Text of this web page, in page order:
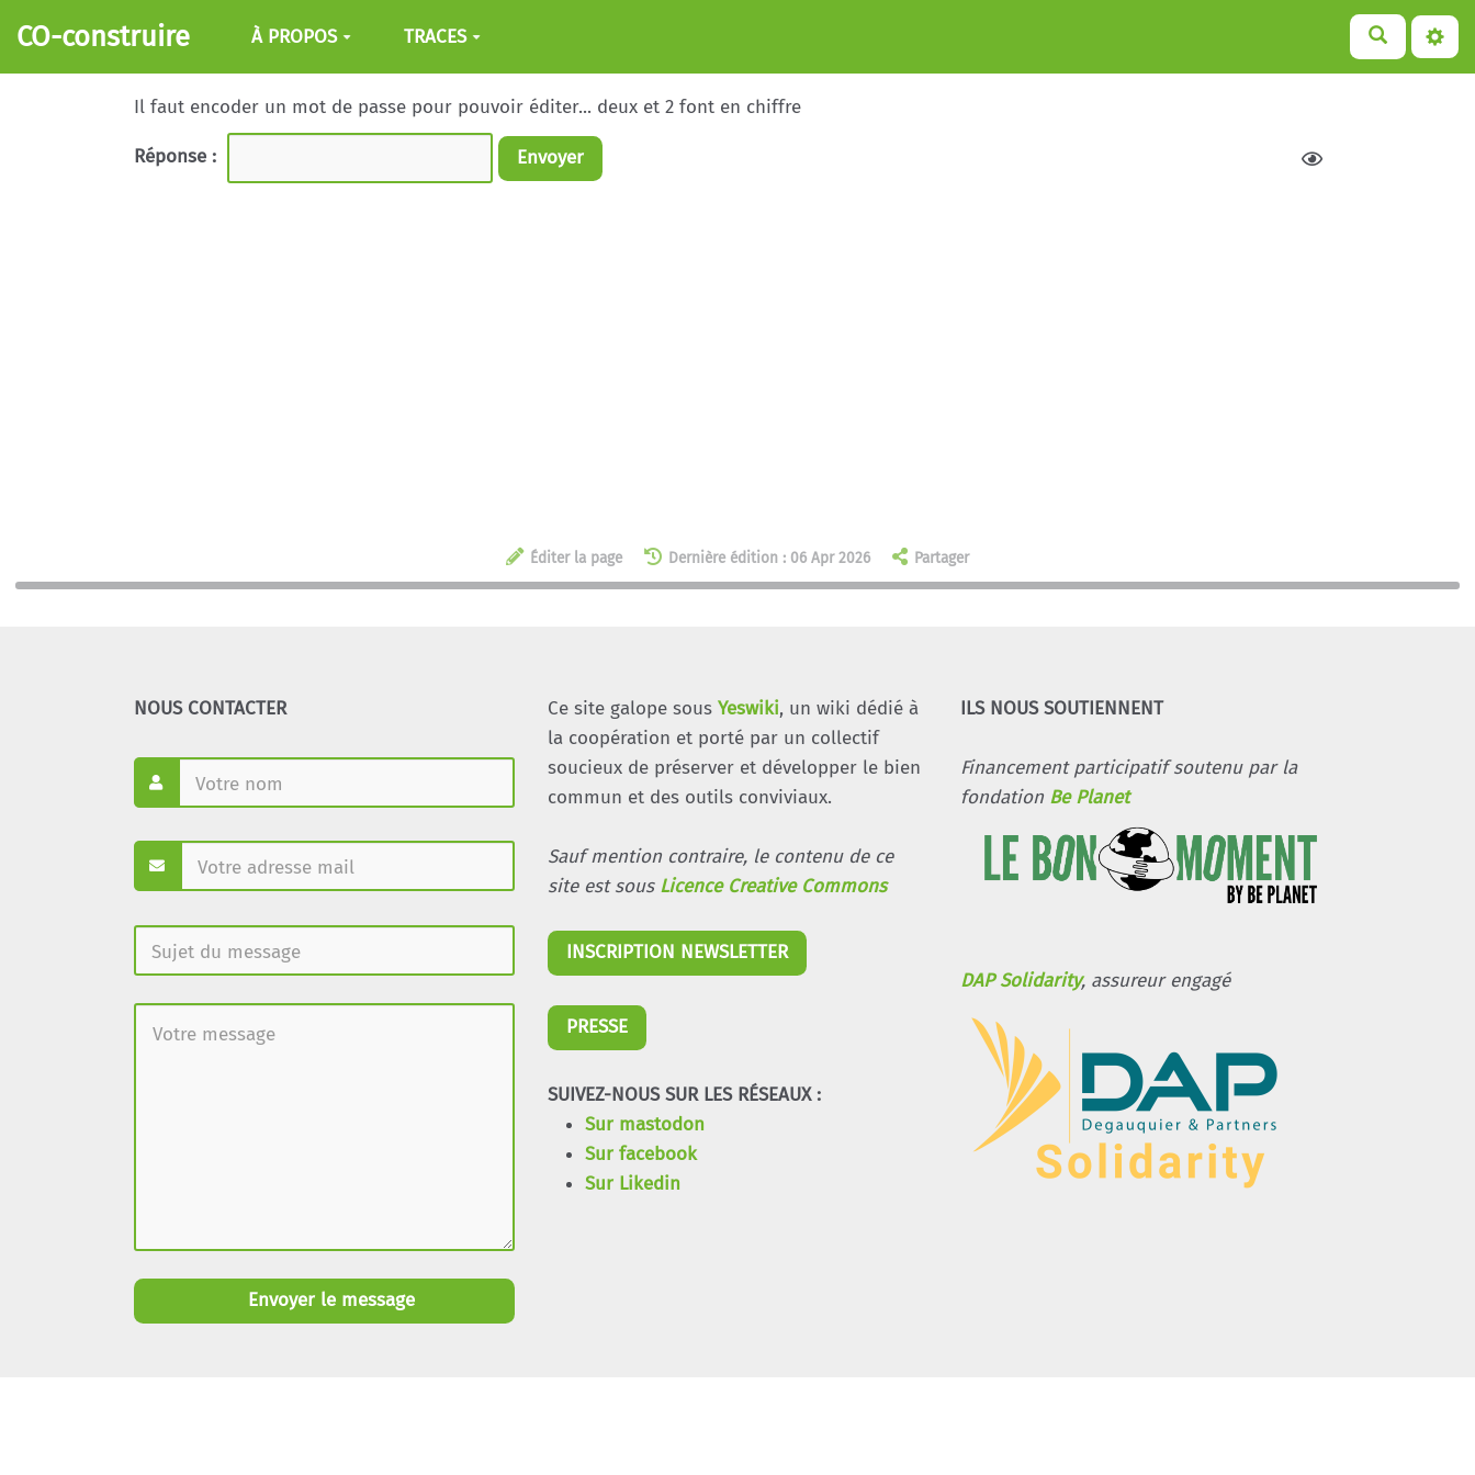
Aller au contenu principal
CO-construire À PROPOS TRACES
Il faut encoder un mot de passe pour pouvoir éditer... deux et 2 font en chiffre
Réponse : Envoyer
Éditer la page Dernière édition : 06 Apr 2026 Partager
NOUS CONTACTER
Envoyer le message
Ce site galope sous Yeswiki, un wiki dédié à
la coopération et porté par un collectif
soucieux de préserver et développer le bien
commun et des outils conviviaux.
Sauf mention contraire, le contenu de ce
site est sous Licence Creative Commons
INSCRIPTION NEWSLETTER
PRESSE
SUIVEZ-NOUS SUR LES RÉSEAUX :
Sur mastodon
Sur facebook
Sur Likedin
ILS NOUS SOUTIENNENT
Financement participatif soutenu par la
fondation Be Planet
DAP Solidarity, assureur engagé